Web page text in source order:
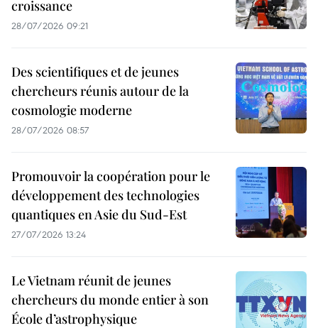
croissance
28/07/2026 09:21
Des scientifiques et de jeunes
chercheurs réunis autour de la
cosmologie moderne
28/07/2026 08:57
Promouvoir la coopération pour le
développement des technologies
quantiques en Asie du Sud-Est
27/07/2026 13:24
Le Vietnam réunit de jeunes
chercheurs du monde entier à son
École d’astrophysique